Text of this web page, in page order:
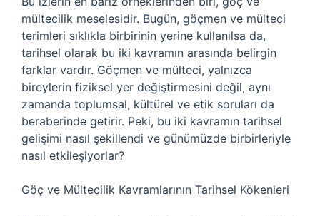
mültecilik meselesidir. Bugün, göçmen ve mülteci
terimleri sıklıkla birbirinin yerine kullanılsa da,
tarihsel olarak bu iki kavramın arasında belirgin
farklar vardır. Göçmen ve mülteci, yalnızca
bireylerin fiziksel yer değiştirmesini değil, aynı
zamanda toplumsal, kültürel ve etik soruları da
beraberinde getirir. Peki, bu iki kavramın tarihsel
gelişimi nasıl şekillendi ve günümüzde birbirleriyle
nasıl etkileşiyorlar?
Göç ve Mültecilik Kavramlarının Tarihsel Kökenleri